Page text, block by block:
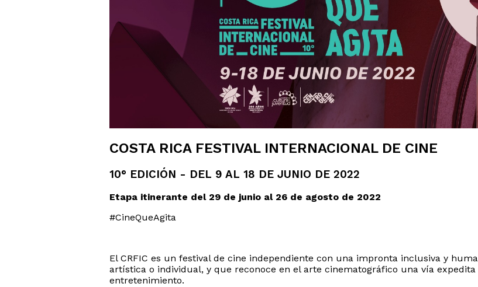
COSTA RICA FESTIVAL INTERNACIONAL DE CINE
10° EDICIÓN - DEL 9 AL 18 DE JUNIO DE 2022
Etapa itinerante del 29 de junio al 26 de agosto de 2022
#CineQueAgita
El CRFIC es un festival de cine independiente con una impronta inclusiva y
artística o individual, y que reconoce en el arte cinematográfico una vía
entretenimiento.